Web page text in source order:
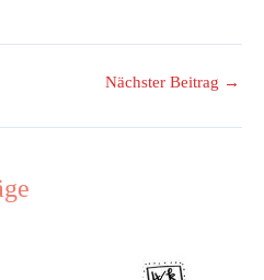
Nächster Beitrag →